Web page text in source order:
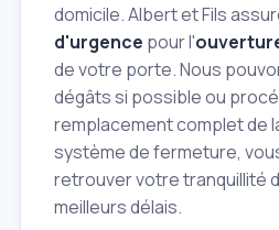
domicile. Albert et Fils
d'urgence pour l'
de votre porte. Nous
dégâts si possible ou
remplacement complet de
système de fermeture,
retrouver votre tranquillité
meilleurs délais.